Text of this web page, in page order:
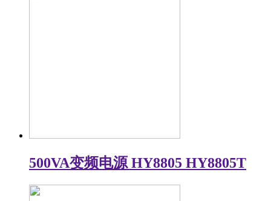
500VA变频电源 HY8805 HY8805T